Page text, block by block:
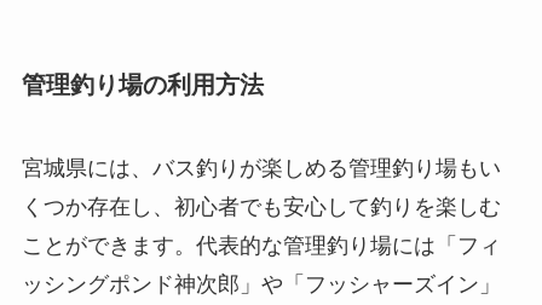
管理釣り場の利用方法
宮城県には、バス釣りが楽しめる管理釣り場もい
くつか存在し、初心者でも安心して釣りを楽しむ
ことができます。代表的な管理釣り場には「フィ
ッシングポンド神次郎」や「フッシャーズイン」